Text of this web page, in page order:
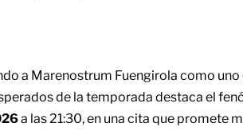
a Marenostrum Fuengirola como
de la temporada destaca el
a las 21:30, en una cita que promete